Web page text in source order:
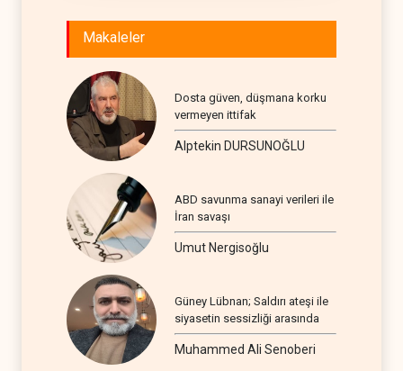
Makaleler
Dosta güven, düşmana korku
vermeyen ittifak
Alptekin DURSUNOĞLU
ABD savunma sanayi verileri ile
İran savaşı
Umut Nergisoğlu
Güney Lübnan; Saldırı ateşi ile
siyasetin sessizliği arasında
Muhammed Ali Senoberi